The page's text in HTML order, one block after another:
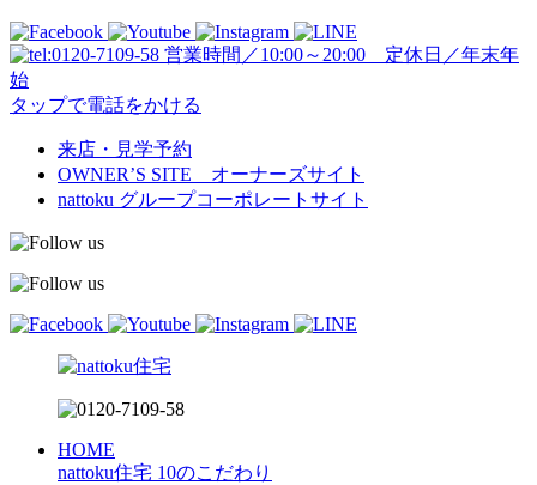
営業時間／10:00～20:00 定休日／年末年
始
タップで電話をかける
来店・見学予約
OWNER’S SITE オーナーズサイト
nattoku グループコーポレートサイト
HOME
nattoku住宅 10のこだわり